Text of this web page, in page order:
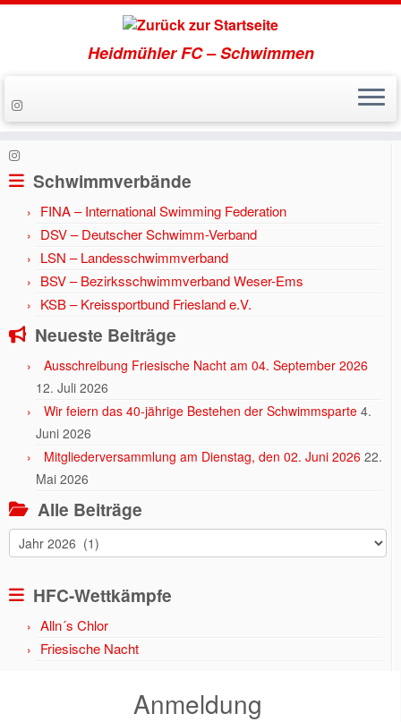
Zum
Inhalt
Heidmühler FC – Schwimmen
Start » Aktuell » Jahr 2026
Schwimmverbände
FINA – International Swimming Federation
DSV – Deutscher Schwimm-Verband
LSN – Landesschwimmverband
BSV – Bezirksschwimmverband Weser-Ems
KSB – Kreissportbund Friesland e.V.
Neueste Beiträge
Ausschreibung Friesische Nacht am 04. September 2026
12. Juli 2026
Wir feiern das 40-jährige Bestehen der Schwimmsparte 4.
Juni 2026
Mitgliederversammlung am Dienstag, den 02. Juni 2026 22.
Mai 2026
Alle Beiträge
Alle
Beiträge
HFC-Wettkämpfe
Alln´s Chlor
Friesische Nacht
Anmeldung